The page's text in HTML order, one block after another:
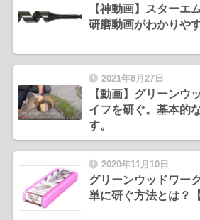
【神動画】スターエ
研磨動画がわかりや
2021年8月27日
【動画】グリーンウ
イフを研ぐ。基本的
す。
2020年11月10日
グリーンウッドワー
単に研ぐ方法とは？